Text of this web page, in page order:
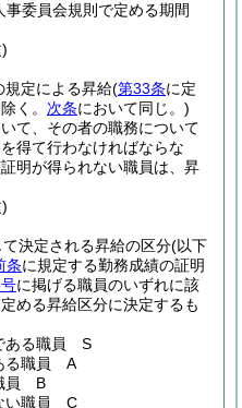
事委員会規則で定める期間
規定による昇給(第33条に定
く。 次条において同じ。)
て、その者の職務について
得て行わなければならな
明が得られない職員は、昇
決定される昇給の区分(以下
条に規定する勤務成績の証明
に掲げる職員のいずれに該
める昇給区分に決定するも
ある職員 S
る職員 A
員 B
い職員 C